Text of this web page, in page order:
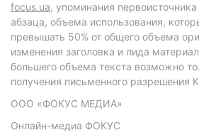
focus.ua, упоминания
абзаца, объема использования,
превышать 50% от общего объема
изменения заголовка и лида
большего объема текста возможно
получения письменного разрешения
ООО «ФОКУС МЕДИА»
Онлайн-медиа ФОКУС